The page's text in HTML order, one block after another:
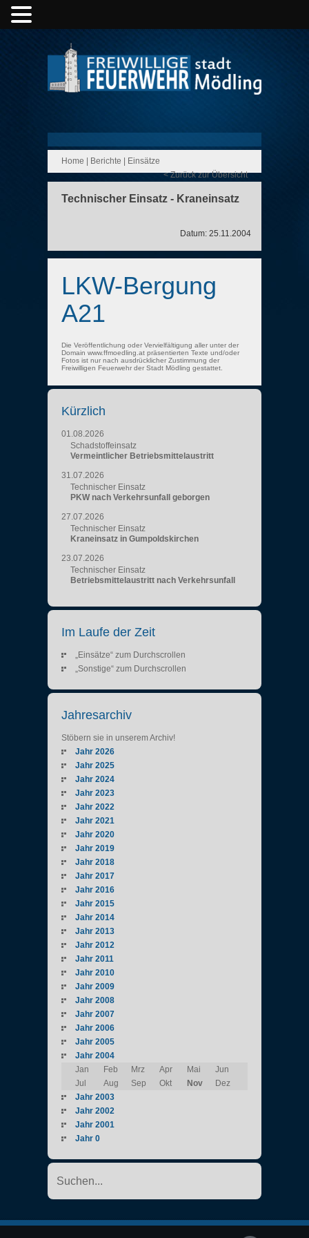
Home Berichte
Einsätze
< Zurück zur Übersicht
Technischer Einsatz - Kraneinsatz
Datum: 25.11.2004
LKW-Bergung
A21
Die Veröffentlichung oder Vervielfältigung aller unter der
Domain www.ffmoedling.at präsentierten Texte und/oder
Fotos ist nur nach ausdrücklicher Zustimmung der
Freiwilligen Feuerwehr der Stadt Mödling gestattet.
Kürzlich
01.08.2026
Schadstoffeinsatz
Vermeintlicher Betriebsmittelaustritt
31.07.2026
Technischer Einsatz
PKW nach Verkehrsunfall geborgen
27.07.2026
Technischer Einsatz
Kraneinsatz in Gumpoldskirchen
23.07.2026
Technischer Einsatz
Betriebsmittelaustritt nach Verkehrsunfall
Im Laufe der Zeit
„Einsätze“ zum Durchscrollen
„Sonstige“ zum Durchscrollen
Jahresarchiv
Stöbern sie in unserem Archiv!
Jahr 2026
Jahr 2025
Jahr 2024
Jahr 2023
Jahr 2022
Jahr 2021
Jahr 2020
Jahr 2019
Jahr 2018
Jahr 2017
Jahr 2016
Jahr 2015
Jahr 2014
Jahr 2013
Jahr 2012
Jahr 2011
Jahr 2010
Jahr 2009
Jahr 2008
Jahr 2007
Jahr 2006
Jahr 2005
Jahr 2004
Jan
Feb Mrz Apr Mai
Jun
Jul
Aug Sep Okt Nov
Dez
Jahr 2003
Jahr 2002
Jahr 2001
Jahr 0